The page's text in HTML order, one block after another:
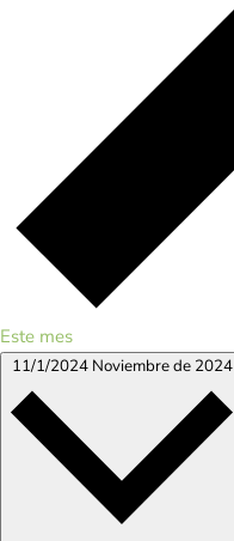
Este mes
11/1/2024 Noviembre de 2024